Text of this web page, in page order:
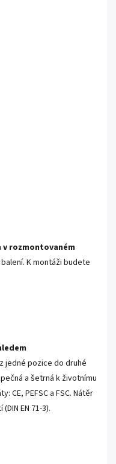
v rozmontovaném
K montáži budete
jedné pozice do druhé
a šetrná k životnímu
CE, PEFSC a FSC. Nátěr
EN 71-3).